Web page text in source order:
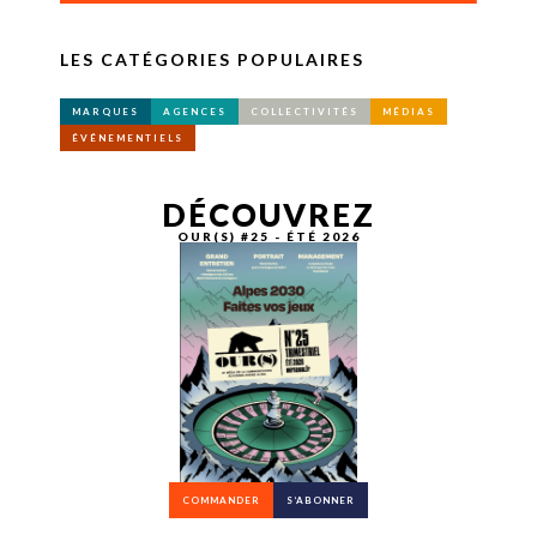
LES CATÉGORIES POPULAIRES
MARQUES AGENCES COLLECTIVITÉS MÉDIAS
ÉVÉNEMENTIELS
DÉCOUVREZ
OUR(S) #25 - ÉTÉ 2026
COMMANDER S’ABONNER